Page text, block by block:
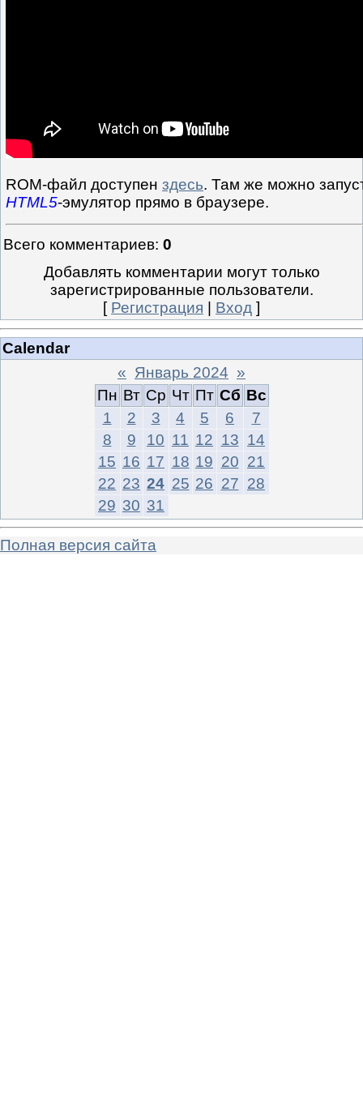
ROM-файл доступен здесь. Там же можно
HTML5-эмулятор прямо в браузере.
Всего комментариев: 0
Добавлять комментарии могут только
зарегистрированные пользователи.
[ Регистрация Вход ]
Calendar
« Январь 2024 »
Пн Вт Ср Чт Пт Сб Вс
1
2 3 4 5 6
7
8
9 10 11 12 13 14
15 16 17 18 19 20 21
22 23 24 25 26 27 28
29 30 31
Полная версия сайта